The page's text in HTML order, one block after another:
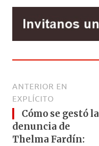
ANTERIOR EN
EXPLÍCITO
Cómo se gestó la
denuncia de
Thelma Fardín: